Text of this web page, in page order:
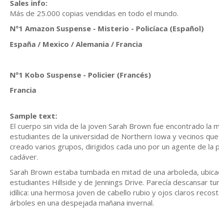
Sales info:
Más de 25.000 copias vendidas en todo el mundo.
Nº1 Amazon Suspense - Misterio - Policíaca (Español)
España / Mexico / Alemania / Francia
Nº1 Kobo Suspense - Policier (Francés)
Francia
Sample text:
El cuerpo sin vida de la joven Sarah Brown fue encontrado
estudiantes de la universidad de Northern Iowa y vecinos
creado varios grupos, dirigidos cada uno por un agente de la
cadáver.
Sarah Brown estaba tumbada en mitad de una arboleda,
estudiantes Hillside y de Jennings Drive. Parecía descansar
idílica: una hermosa joven de cabello rubio y ojos claros
árboles en una despejada mañana invernal.